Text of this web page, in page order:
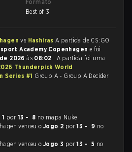
Formato
Best of 3
vs HashirasA partida de CS:GO
Academy Copenhagen e foi
de 2026às 08:02 . A partida foi uma
Thunderpick World
Series #1 Group A - Group A Decider
por 13 - 8 no mapa Nuke
venceu o Jogo 2 por13 - 9 no
venceu o Jogo 3 por13 - 5 no